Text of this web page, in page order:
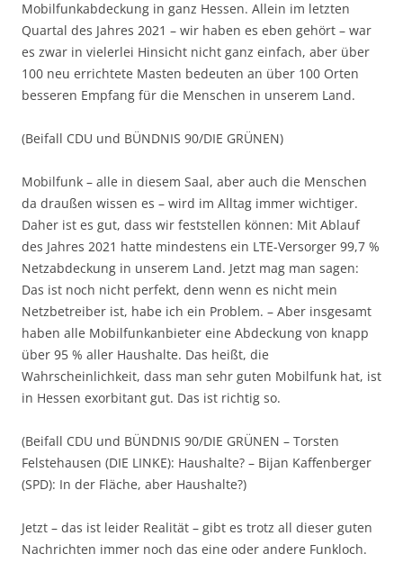
Mobilfunkabdeckung in ganz Hessen. Allein im letzten
Quartal des Jahres 2021 – wir haben es eben gehört – war
es zwar in vielerlei Hinsicht nicht ganz einfach, aber über
100 neu errichtete Masten bedeuten an über 100 Orten
besseren Empfang für die Menschen in unserem Land.
(Beifall CDU und BÜNDNIS 90/DIE GRÜNEN)
Mobilfunk – alle in diesem Saal, aber auch die Menschen
da draußen wissen es – wird im Alltag immer wichtiger.
Daher ist es gut, dass wir feststellen können: Mit Ablauf
des Jahres 2021 hatte mindestens ein LTE-Versorger 99,7 %
Netzabdeckung in unserem Land. Jetzt mag man sagen:
Das ist noch nicht perfekt, denn wenn es nicht mein
Netzbetreiber ist, habe ich ein Problem. – Aber insgesamt
haben alle Mobilfunkanbieter eine Abdeckung von knapp
über 95 % aller Haushalte. Das heißt, die
Wahrscheinlichkeit, dass man sehr guten Mobilfunk hat, ist
in Hessen exorbitant gut. Das ist richtig so.
(Beifall CDU und BÜNDNIS 90/DIE GRÜNEN – Torsten
Felstehausen (DIE LINKE): Haushalte? – Bijan Kaffenberger
(SPD): In der Fläche, aber Haushalte?)
Jetzt – das ist leider Realität – gibt es trotz all dieser guten
Nachrichten immer noch das eine oder andere Funkloch.